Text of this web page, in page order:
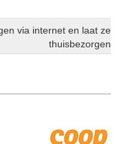
via internet en laat ze
thuisbezorgen